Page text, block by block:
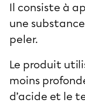
Il consiste à
une
peler.
Le produit
moins
d’acide et le